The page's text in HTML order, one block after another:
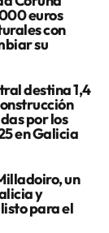
euros
con
su
destina 1,4
por los
en Galicia
un
y
para el